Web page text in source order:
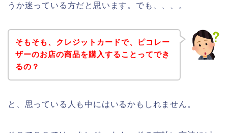
うか迷っている方だと思います。でも、、、。
そもそも、クレジットカードで、ピコレー
ザーのお店の商品を購入することってでき
るの？
と、思っている人も中にはいるかもしれません。